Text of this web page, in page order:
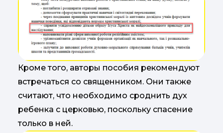
Кроме того, авторы пособия рекомендуют
встречаться со священником. Они также
считают, что необходимо сроднить дух
ребенка с церковью, поскольку спасение
только в ней.